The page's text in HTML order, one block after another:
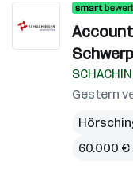
Account
Gestern
60.000 €